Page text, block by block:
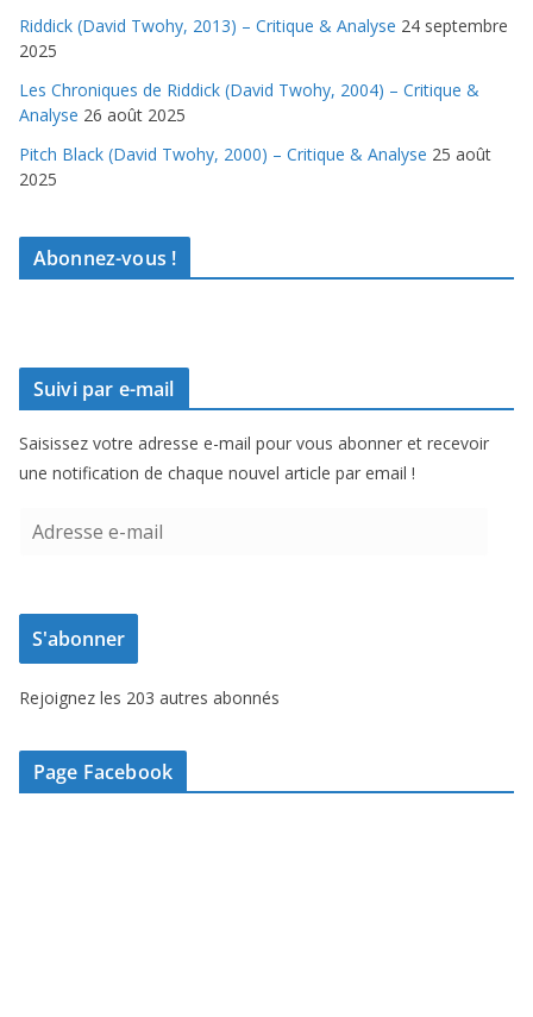
Riddick (David Twohy, 2013) – Critique & Analyse 24 septembre
2025
Les Chroniques de Riddick (David Twohy, 2004) – Critique &
Analyse 26 août 2025
Pitch Black (David Twohy, 2000) – Critique & Analyse 25 août
2025
Abonnez-vous !
Suivi par e-mail
Saisissez votre adresse e-mail pour vous abonner et recevoir
une notification de chaque nouvel article par email !
e
s
e
-
m
S'abonner
Rejoignez les 203 autres abonnés
Page Facebook